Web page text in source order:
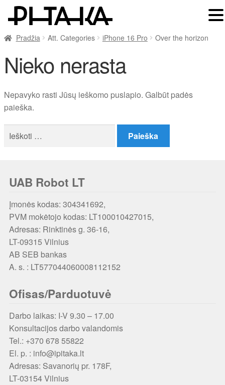
Pradžia Att. Categories iPhone 16 Pro Over the horizon
Nieko nerasta
Nepavyko rasti Jūsų ieškomo puslapio. Galbūt padės
paieška.
Ieškoti:
UAB Robot LT
Įmonės kodas: 304341692,
PVM mokėtojo kodas: LT100010427015,
Adresas: Rinktinės g. 36-16,
LT-09315 Vilnius
AB SEB bankas
A. s. : LT577044060008112152
Ofisas/Parduotuvė
Darbo laikas: I-V 9.30 – 17.00
Konsultacijos darbo valandomis
Tel.: +370 678 55822
El. p. : info@ipitaka.lt
Adresas: Savanorių pr. 178F,
LT-03154 Vilnius